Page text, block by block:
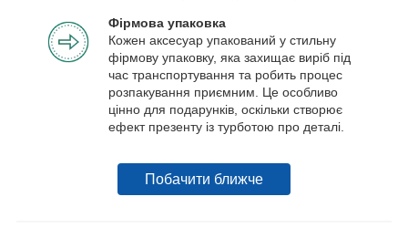
Фірмова упаковка
Кожен аксесуар упакований у стильну
фірмову упаковку, яка захищає виріб під
час транспортування та робить процес
розпакування приємним. Це особливо
цінно для подарунків, оскільки створює
ефект презенту із турботою про деталі.
Побачити ближче